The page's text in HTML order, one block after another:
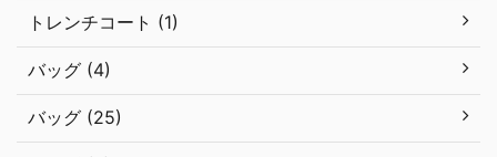
トレンチコート (1)
バッグ (4)
バッグ (25)